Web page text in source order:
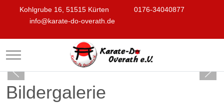
Kohlgrube 16, 51515 Kürten
0176-34040877
info@karate-do-overath.de
Mobile Menu Toggle
Bildergalerie